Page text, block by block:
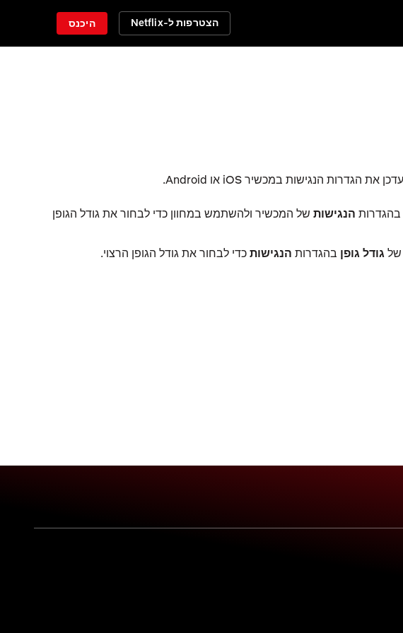
הצטרפות ל-Netflix היכנס
בהגדרות הנגישות של המכשיר ולהשתמש במחוון כדי לבחור את גודל הגופן
גודל גופן בהגדרות הנגישות כדי לבחור את גודל הגופן הרצוי.